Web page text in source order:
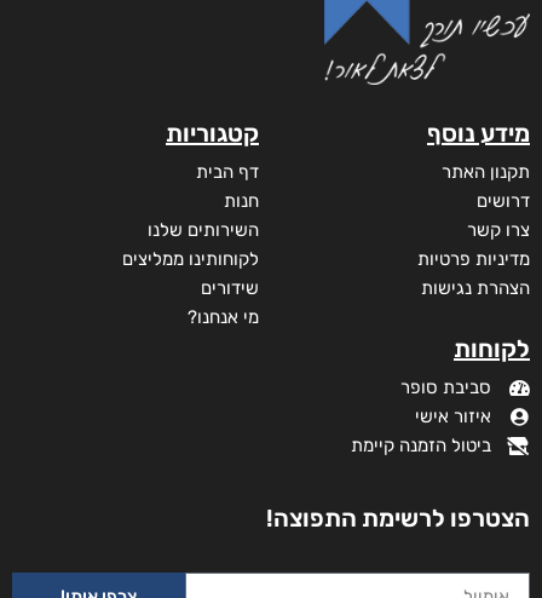
מידע נוסף
תקנון האתר
דרושים
צרו קשר
מדיניות פרטיות
הצהרת נגישות
לקוחות
סביבת סופר
איזור אישי
ביטול הזמנה קיימת
קטגוריות
דף הבית
חנות
השירותים שלנו
לקוחותינו ממליצים
שידורים
מי אנחנו?
הצטרפו לרשימת התפוצה!